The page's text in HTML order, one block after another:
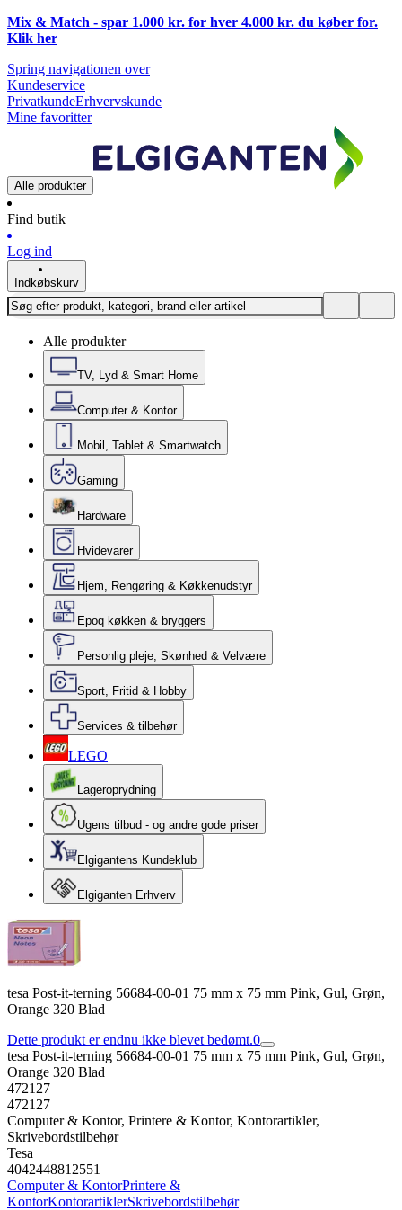
Mix & Match - spar 1.000 kr. for hver 4.000 kr. du køber for.
Klik her
Spring navigationen over
Kundeservice
PrivatkundeErhvervskunde
Mine favoritter
Alle produkter
Find butik
Log ind
Indkøbskurv
Alle produkter
TV, Lyd & Smart Home
Computer & Kontor
Mobil, Tablet & Smartwatch
Gaming
Hardware
Hvidevarer
Hjem, Rengøring & Køkkenudstyr
Epoq køkken & bryggers
Personlig pleje, Skønhed & Velvære
Sport, Fritid & Hobby
Services & tilbehør
LEGO
Lageroprydning
Ugens tilbud - og andre gode priser
Elgigantens Kundeklub
Elgiganten Erhverv
tesa Post-it-terning 56684-00-01 75 mm x 75 mm Pink, Gul, Grøn,
Orange 320 Blad
Dette produkt er endnu ikke blevet bedømt.0
tesa Post-it-terning 56684-00-01 75 mm x 75 mm Pink, Gul, Grøn,
Orange 320 Blad
472127
472127
Computer & Kontor, Printere & Kontor, Kontorartikler,
Skrivebordstilbehør
Tesa
4042448812551
Computer & KontorPrintere &
KontorKontorartiklerSkrivebordstilbehør